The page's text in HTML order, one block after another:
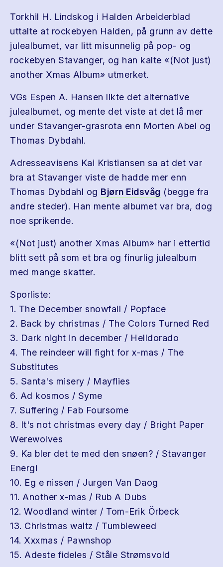
Torkhil H. Lindskog i Halden Arbeiderblad
uttalte at rockebyen Halden, på grunn av dette
julealbumet, var litt misunnelig på pop- og
rockebyen Stavanger, og han kalte «(Not just)
another Xmas Album» utmerket.
VGs Espen A. Hansen likte det alternative
julealbumet, og mente det viste at det lå mer
under Stavanger-grasrota enn Morten Abel og
Thomas Dybdahl.
Adresseavisens Kai Kristiansen sa at det var
bra at Stavanger viste de hadde mer enn
Thomas Dybdahl og Bjørn Eidsvåg (begge fra
andre steder). Han mente albumet var bra, dog
noe sprikende.
«(Not just) another Xmas Album» har i ettertid
blitt sett på som et bra og finurlig julealbum
med mange skatter.
Sporliste:
1. The December snowfall / Popface
2. Back by christmas / The Colors Turned Red
3. Dark night in december / Helldorado
4. The reindeer will fight for x-mas / The
Substitutes
5. Santa's misery / Mayflies
6. Ad kosmos / Syme
7. Suffering / Fab Foursome
8. It's not christmas every day / Bright Paper
Werewolves
9. Ka bler det te med den snøen? / Stavanger
Energi
10. Eg e nissen / Jurgen Van Daog
11. Another x-mas / Rub A Dubs
12. Woodland winter / Tom-Erik Örbeck
13. Christmas waltz / Tumbleweed
14. Xxxmas / Pawnshop
15. Adeste fideles / Ståle Strømsvold